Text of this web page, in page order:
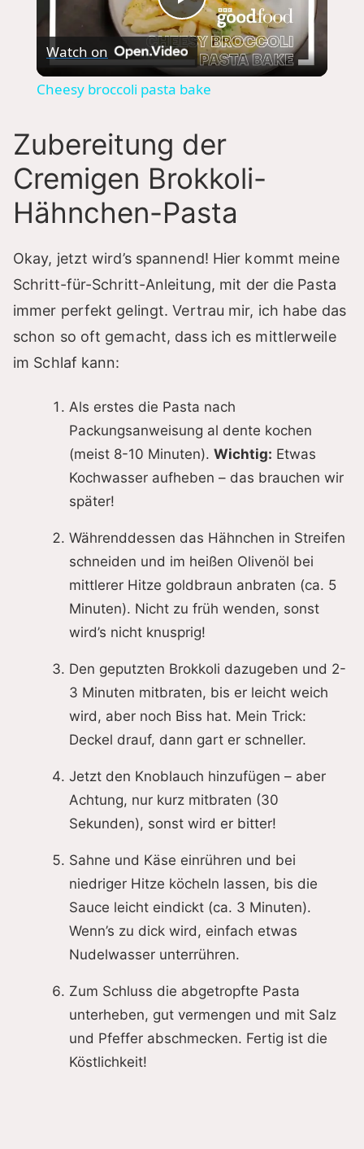
P
l
y
V
i
d
o
Watch on
Cheesy broccoli pasta bake
Zubereitung der
Cremigen Brokkoli-
Hähnchen-Pasta
Okay, jetzt wird’s spannend! Hier kommt meine
Schritt-für-Schritt-Anleitung, mit der die Pasta
immer perfekt gelingt. Vertrau mir, ich habe das
schon so oft gemacht, dass ich es mittlerweile
im Schlaf kann:
Als erstes die Pasta nach
Packungsanweisung al dente kochen
(meist 8-10 Minuten). Wichtig: Etwas
Kochwasser aufheben – das brauchen wir
später!
Währenddessen das Hähnchen in Streifen
schneiden und im heißen Olivenöl bei
mittlerer Hitze goldbraun anbraten (ca. 5
Minuten). Nicht zu früh wenden, sonst
wird’s nicht knusprig!
Den geputzten Brokkoli dazugeben und 2-
3 Minuten mitbraten, bis er leicht weich
wird, aber noch Biss hat. Mein Trick:
Deckel drauf, dann gart er schneller.
Jetzt den Knoblauch hinzufügen – aber
Achtung, nur kurz mitbraten (30
Sekunden), sonst wird er bitter!
Sahne und Käse einrühren und bei
niedriger Hitze köcheln lassen, bis die
Sauce leicht eindickt (ca. 3 Minuten).
Wenn’s zu dick wird, einfach etwas
Nudelwasser unterrühren.
Zum Schluss die abgetropfte Pasta
unterheben, gut vermengen und mit Salz
und Pfeffer abschmecken. Fertig ist die
Köstlichkeit!